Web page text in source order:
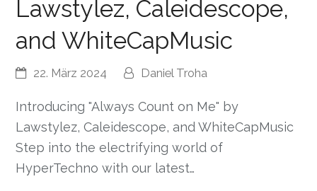
Lawstylez, Caleidescope,
and WhiteCapMusic
22. März 2024 Daniel Troha
Introducing "Always Count on Me" by
Lawstylez, Caleidescope, and WhiteCapMusic
Step into the electrifying world of
HyperTechno with our latest…